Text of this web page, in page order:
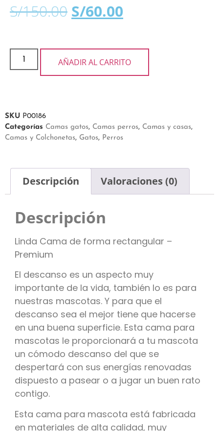
S/150.00 S/60.00
AÑADIR AL CARRITO
SKU P00186
Categorías Camas gatos, Camas perros, Camas y casas,
Camas y Colchonetas, Gatos, Perros
Descripción Valoraciones (0)
Descripción
Linda Cama de forma rectangular –
Premium
El descanso es un aspecto muy
importante de la vida, también lo es para
nuestras mascotas. Y para que el
descanso sea el mejor tiene que hacerse
en una buena superficie. Esta cama para
mascotas le proporcionará a tu mascota
un cómodo descanso del que se
despertará con sus energías renovadas
dispuesto a pasear o a jugar un buen rato
contigo.
Esta cama para mascota está fabricada
en materiales de alta calidad, muy